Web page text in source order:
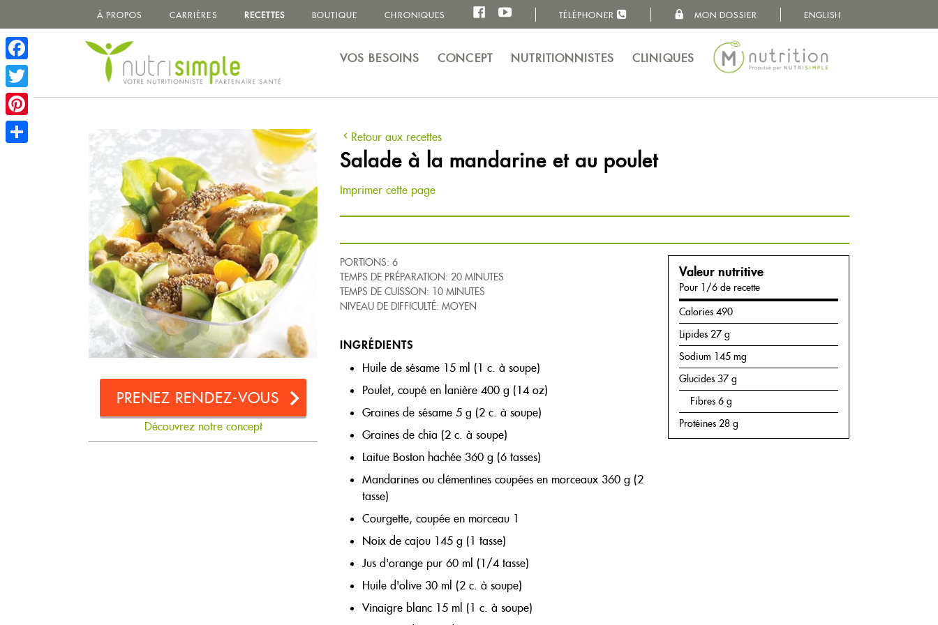
À PROPOS CARRIÈRES RECETTES BOUTIQUE CHRONIQUES TÉLÉPHONER MON DOSSIER ENGLISH
Facebook
Twitter
Pinterest
VOS BESOINS CONCEPT NUTRITIONNISTES CLINIQUES
PRENEZ RENDEZ-VOUS
Découvrez notre concept
Retour aux recettes
Salade à la mandarine et au poulet
Imprimer cette page
PORTIONS: 6
TEMPS DE PRÉPARATION: 20 MINUTES
TEMPS DE CUISSON: 10 MINUTES
NIVEAU DE DIFFICULTÉ: MOYEN
INGRÉDIENTS
Huile de sésame 15 ml (1 c. à soupe)
Poulet, coupé en lanière 400 g (14 oz)
Graines de sésame 5 g (2 c. à soupe)
Graines de chia (2 c. à soupe)
Laitue Boston hachée 360 g (6 tasses)
Mandarines ou clémentines coupées en morceaux 360 g (2
tasse)
Courgette, coupée en morceau 1
Noix de cajou 145 g (1 tasse)
Jus d'orange pur 60 ml (1/4 tasse)
Huile d'olive 30 ml (2 c. à soupe)
Vinaigre blanc 15 ml (1 c. à soupe)
Valeur nutritive
Pour 1/6 de recette
Calories 490
Lipides 27 g
Sodium 145 mg
Glucides 37 g
Fibres 6 g
Protéines 28 g
MON DOSSIER
VOS BESOINS